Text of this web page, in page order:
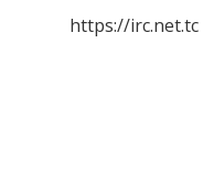
https://irc.net.tc